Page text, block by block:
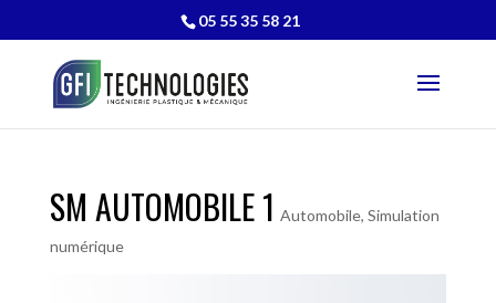
05 55 35 58 21
SM AUTOMOBILE 1 Automobile, Simulation
numérique